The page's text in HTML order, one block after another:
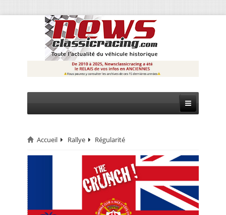
CIRCUIT
EVÈNEMENTS
Accueil Rallye Régularité